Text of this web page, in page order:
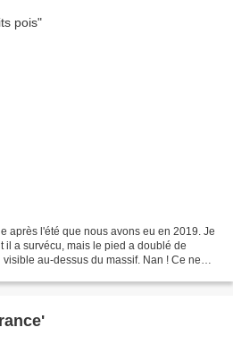
après l'été que nous avons eu en 2019. Je
il a survécu, mais le pied a doublé de
au-dessus du massif. Nan ! Ce ne